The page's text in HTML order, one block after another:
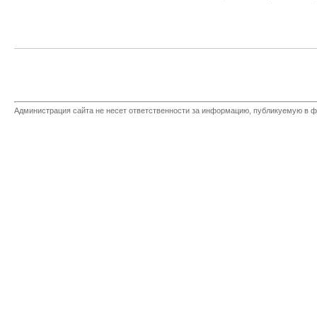
Администрация сайта не несет ответственности за информацию, публикуемую